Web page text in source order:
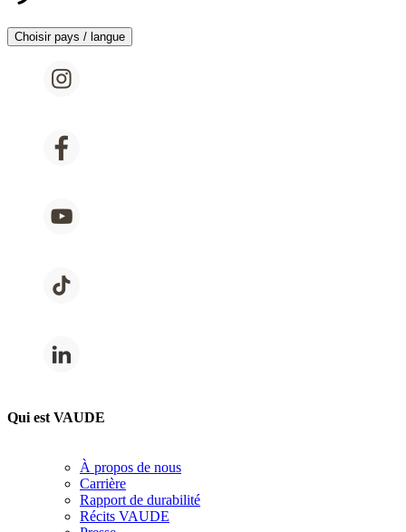
Choisir pays / langue
Qui est VAUDE
À propos de nous
Carrière
Rapport de durabilité
Récits VAUDE